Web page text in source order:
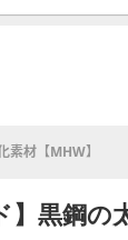
素材【MHW】
】黒鋼の